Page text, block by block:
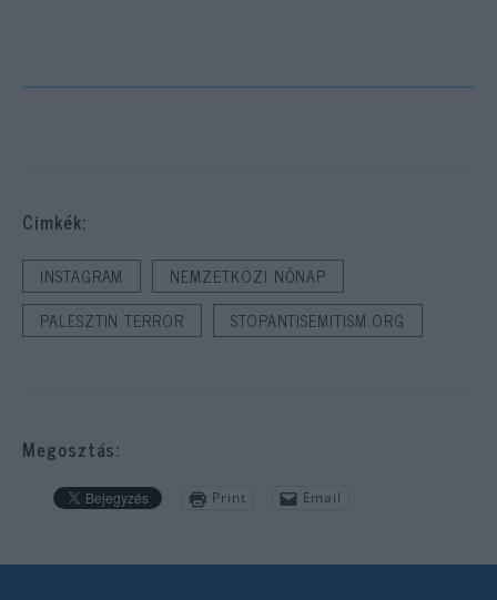
Cimkék:
INSTAGRAM
NEMZETKÖZI NŐNAP
PALESZTIN TERROR
STOPANTISEMITISM.ORG
Megosztás:
Print Email